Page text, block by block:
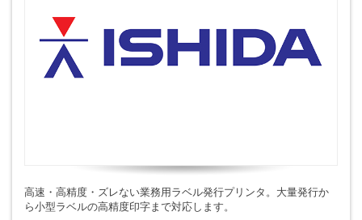
高速・高精度・ズレない業務用ラベル発行プリンタ。大量発行か
ら小型ラベルの高精度印字まで対応します。